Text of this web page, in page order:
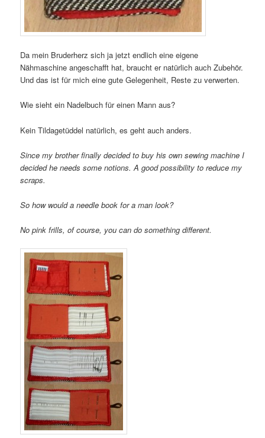
Da mein Bruderherz sich ja jetzt endlich eine eigene
Nähmaschine angeschafft hat, braucht er natürlich auch Zubehör.
Und das ist für mich eine gute Gelegenheit, Reste zu verwerten.
Wie sieht ein Nadelbuch für einen Mann aus?
Kein Tildagetüddel natürlich, es geht auch anders.
Since my brother finally decided to buy his own sewing machine I
decided he needs some notions. A good possibility to reduce my
scraps.
So how would a needle book for a man look?
No pink frills, of course, you can do something different.